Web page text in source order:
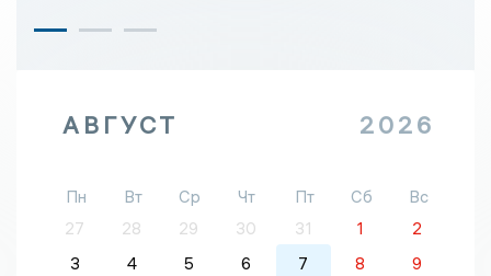
АВГУСТ 2026
Пн Вт Ср Чт Пт Сб
Вс
27
28 29 30 31 1
2
3
4 5 6 7 8
9